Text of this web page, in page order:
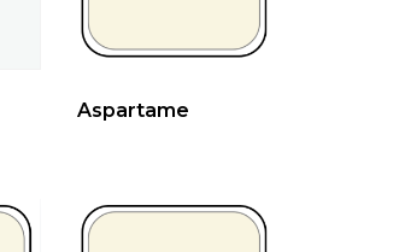
Aspartame